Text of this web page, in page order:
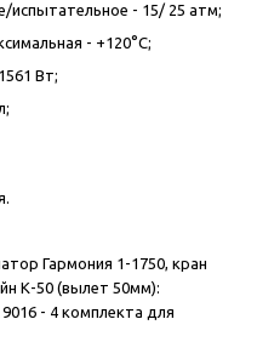
испытательное - 15/ 25 атм;
- +120°С;
Вт;
Гармония 1-1750, кран
К-50 (вылет 50мм):
- 4 комплекта для